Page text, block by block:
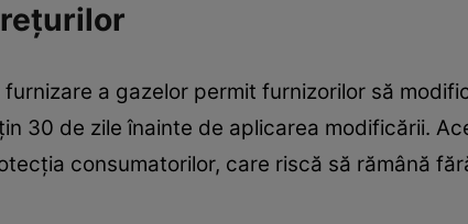
a gazelor permit furnizorilor să
30 de zile înainte de aplicarea modificării.
consumatorilor, care riscă să rămână